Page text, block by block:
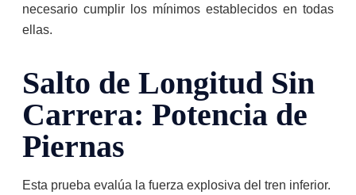
necesario cumplir los mínimos establecidos en todas
ellas.
Salto de Longitud Sin
Carrera: Potencia de
Piernas
Esta prueba evalúa la fuerza explosiva del tren inferior.